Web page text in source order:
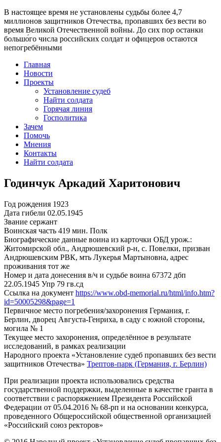
В настоящее время не установлены судьбы более 4,7
миллионов защитников Отечества, пропавших без вести во
время Великой Отечественной войны. До сих пор останки
большо́го числа российских солдат и офицеров остаются
непогребёнными
Главная
Новости
Проекты
Установление судеб
Найти солдата
Горячая линия
Госполитика
Зачем
Помочь
Мнения
Контакты
Найти солдата
Годинчук Аркадий Харитонович
Год рождения 1923
Дата гибели 02.05.1945
Звание сержант
Воинская часть 419 мин. Полк
Биографические данные воина из карточки ОБД урож.:
Житомирской обл., Андрюшевский р-н, с. Повелки, призван
Андрюшевским РВК, мть Лукерья Мартыновна, адрес
проживания тот же
Номер и дата донесения в/ч и судьбе воина 67372 дбп
22.05.1945 Упр 79 гв.сд
Ссылка на документ https://www.obd-memorial.ru/html/info.htm?
id=50005298&page=1
Первичное место погребения/захоронения Германия, г.
Берлин, дворец Августа-Генриха, в саду с южной стороны,
могила № 1
Текущее место захоронения, определённое в результате
исследований, в рамках реализации
Народного проекта «Установление судеб пропавших без вести
защитников Отечества» Трептов-парк (Германия, г. Берлин)
При реализации проекта использовались средства
государственной поддержки, выделенные в качестве гранта в
соответствии с распоряжением Президента Российской
Федерации от 05.04.2016 № 68-рп и на основании конкурса,
проведенного Общероссийской общественной организацией
«Российский союз ректоров»